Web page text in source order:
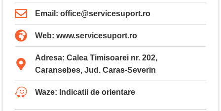
Email: office@servicesuport.ro
Web: www.servicesuport.ro
Adresa: Calea Timisoarei nr. 202,
Caransebes, Jud. Caras-Severin
Waze: Indicatii de orientare